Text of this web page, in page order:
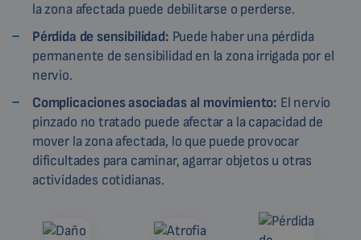
la zona afectada puede debilitarse o perderse.
Pérdida de sensibilidad: Puede haber una pérdida
permanente de sensibilidad en la zona irrigada por el
nervio.
Complicaciones asociadas al movimiento: El nervio
pinzado no tratado puede afectar a la capacidad de
mover la zona afectada, lo que puede provocar
dificultades para caminar, agarrar objetos u otras
actividades cotidianas.